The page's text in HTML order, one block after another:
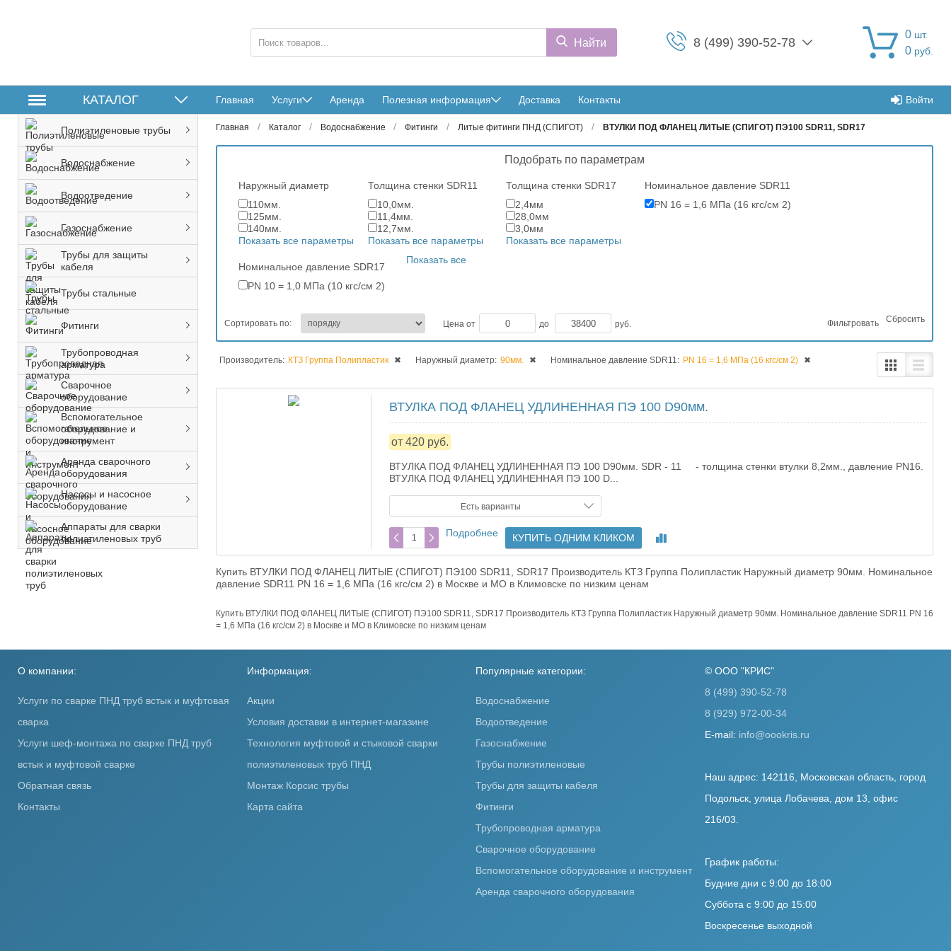
Найти 8 (499) 390-52-78
0 шт.
0 руб.
КАТАЛОГ
Полиэтиленовые трубы
Водоснабжение
Водоотведение
Газоснабжение
Трубы для защиты
кабеля
Трубы стальные
Фитинги
Трубопроводная
арматура
Сварочное
оборудование
Вспомогательное
оборудование и
инструмент
Аренда сварочного
оборудования
Насосы и насосное
оборудование
Аппараты для сварки
полиэтиленовых труб
Главная Услуги Аренда Полезная информация Доставка Контакты Войти
Главная / Каталог / Водоснабжение / Фитинги / Литые фитинги ПНД (СПИГОТ) / ВТУЛКИ ПОД ФЛАНЕЦ ЛИТЫЕ (СПИГОТ) ПЭ100 SDR11, SDR17
Подобрать по параметрам
Сортировать по: Цена от до руб.
Наружный диаметр
110мм.
125мм.
140мм.
Показать все параметры
Толщина стенки SDR11
10,0мм.
11,4мм.
12,7мм.
Показать все параметры
Толщина стенки SDR17
2,4мм
28,0мм
3,0мм
Показать все параметры
Номинальное давление SDR11
PN 16 = 1,6 МПа (16 кгс/см 2)
Номинальное давление SDR17
PN 10 = 1,0 МПа (10 кгс/см 2)
Показать все
Cбросить
Производитель: КТЗ Группа Полипластик ✖ Наружный диаметр: 90мм. ✖ Номинальное давление SDR11: PN 16 = 1,6 МПа (16 кгс/см 2) ✖
ВТУЛКА ПОД ФЛАНЕЦ УДЛИНЕННАЯ ПЭ 100 D90мм.
от 420 руб.
ВТУЛКА ПОД ФЛАНЕЦ УДЛИНЕННАЯ ПЭ 100 D90мм. SDR - 11 - толщина стенки втулки 8,2мм., давление PN16.
ВТУЛКА ПОД ФЛАНЕЦ УДЛИНЕННАЯ ПЭ 100 D...
Есть варианты
Подробнее КУПИТЬ ОДНИМ КЛИКОМ
Купить ВТУЛКИ ПОД ФЛАНЕЦ ЛИТЫЕ (СПИГОТ) ПЭ100 SDR11, SDR17 Производитель КТЗ Группа Полипластик Наружный диаметр 90мм. Номинальное
давление SDR11 PN 16 = 1,6 МПа (16 кгс/см 2) в Москве и МО в Климовске по низким ценам
Купить ВТУЛКИ ПОД ФЛАНЕЦ ЛИТЫЕ (СПИГОТ) ПЭ100 SDR11, SDR17 Производитель КТЗ Группа Полипластик Наружный диаметр 90мм. Номинальное давление SDR11 PN 16
= 1,6 МПа (16 кгс/см 2) в Москве и МО в Климовске по низким ценам
О компании:
Услуги по сварке ПНД труб встык и муфтовая
сварка
Услуги шеф-монтажа по сварке ПНД труб
встык и муфтовой сварке
Обратная связь
Контакты
Информация:
Акции
Условия доставки в интернет-магазине
Технология муфтовой и стыковой сварки
полиэтиленовых труб ПНД
Монтаж Корсис трубы
Карта сайта
Популярные категории:
Водоснабжение
Водоотведение
Газоснабжение
Трубы полиэтиленовые
Трубы для защиты кабеля
Фитинги
Трубопроводная арматура
Сварочное оборудование
Вспомогательное оборудование и инструмент
Аренда сварочного оборудования
© ООО "КРИС"
8 (499) 390-52-78
8 (929) 972-00-34
E-mail: info@oookris.ru
Наш адрес: 142116, Московская область, город
Подольск, улица Лобачева, дом 13, офис
216/03.
График работы:
Будние дни с 9:00 до 18:00
Суббота с 9:00 до 15:00
Воскресенье выходной